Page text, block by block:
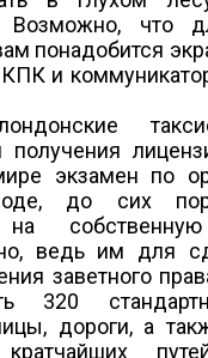
Возможно, что
понадобится
и
получения
экзамен по
до сих пор
на
ведь им для
заветного
320
дороги, а
кратчайших